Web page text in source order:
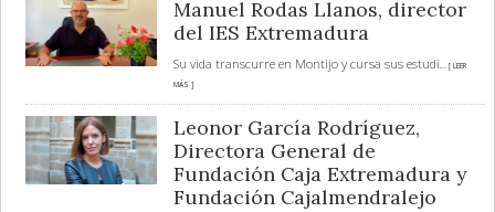
Manuel Rodas Llanos, director
del IES Extremadura
Su vida transcurre en Montijo y cursa sus estudi... [ LEER
MÁS ]
Leonor García Rodríguez,
Directora General de
Fundación Caja Extremadura y
Fundación Cajalmendralejo